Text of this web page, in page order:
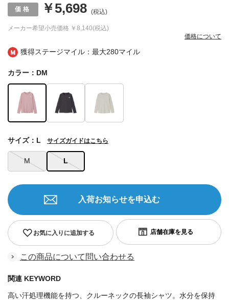
獲得ステージマイル：最大280マイル
メーカー希望小売価格 ￥8,140(税込)
￥5,698 (税込)
価格について
カラー：DM
M L
サイズ：L サイズガイドはこちら
お気に入りに追加する
入荷お知らせを申込む
この商品について問い合わせる
関連 KEYWORD
高い汗処理機能を持つ、クルーネックの長袖シャツ。水分を保持